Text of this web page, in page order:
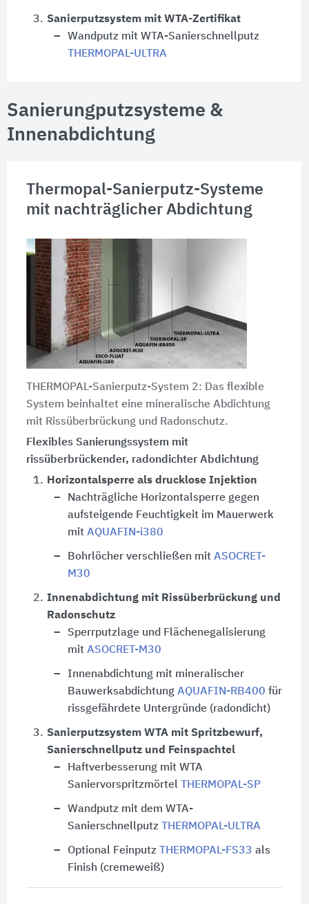
3. Sanierputzsystem mit WTA-Zertifikat
Wandputz mit WTA-Sanierschnellputz
THERMOPAL-ULTRA
Sanierungputzsysteme &
Innenabdichtung
Thermopal-Sanierputz-Systeme
mit nachträglicher Abdichtung
THERMOPAL-Sanierputz-System 2: Das flexible
System beinhaltet eine mineralische Abdichtung
mit Rissüberbrückung und Radonschutz.
Flexibles Sanierungssystem mit
rissüberbrückender, radondichter Abdichtung
1. Horizontalsperre als drucklose Injektion
Nachträgliche Horizontalsperre gegen
aufsteigende Feuchtigkeit im Mauerwerk
mit AQUAFIN-i380
Bohrlöcher verschließen mit ASOCRET-
M30
2. Innenabdichtung mit Rissüberbrückung und
Radonschutz
Sperrputzlage und Flächenegalisierung
mit ASOCRET-M30
Innenabdichtung mit mineralischer
Bauwerksabdichtung AQUAFIN-RB400 für
rissgefährdete Untergründe (radondicht)
3. Sanierputzsystem WTA mit Spritzbewurf,
Sanierschnellputz und Feinspachtel
Haftverbesserung mit WTA
Saniervorspritzmörtel
THERMOPAL-SP
Wandputz mit dem WTA-
Sanierschnellputz
THERMOPAL-ULTRA
Optional Feinputz THERMOPAL-FS33 als
Finish (cremeweiß)